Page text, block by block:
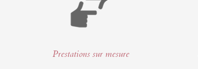
Prestations sur mesure